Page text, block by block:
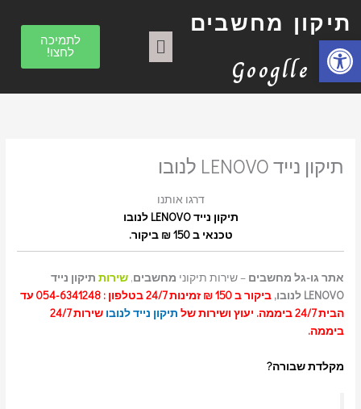
לתוכןתיקון מחשבים
Googlle
תפריט
לתמיכה
לחצו!
תיקון נייד LENOVO לנובו
דרגו אותנו
תיקון נייד LENOVO לנובו
טכנאי ב 150 ₪ ביקור.
אתר גו-גל מחשבים – שירות תיקוני מחשבים,שירות תיקון נייד
LENOVO לנובו,
ביקור ב 150 ₪ זמינות 24/7 בטלפון : 054-6341248 עד
הבית 24/7 ביממה. יעוץ ושירות של
תיקון נייד לנובו
שירות 24/7
ביממה.
מקלדת שבורה?
למחשבהסר
מונח:
טכנאי
בת"א
מונח:
תיקון
מחשב
מונח:
תיקון
מחשבים
מונח:
טכנאי
מחשבים
אביב
מונח:
תיקון
מחשבים
אביב
מונח:
תיקון
מחשב
אביב
מונח:
תיקון
מחשב
מונח:
תיקון
מחשבים
אביב
מונח:
תיקון
מחשב
אביב
מונח:
תיקון
מחשב
ט
ג
ו
ר
ת
פתח סרגל נגישות